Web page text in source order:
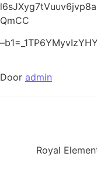
QmCC
Door admin
Royal